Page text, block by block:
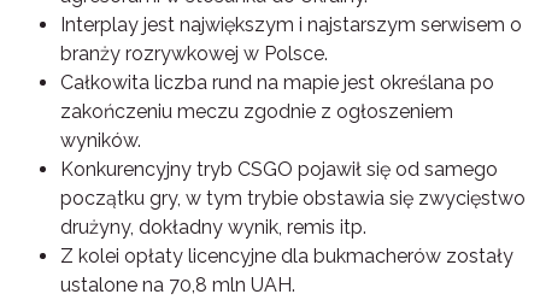
Interplay jest największym i najstarszym serwisem o
branży rozrywkowej w Polsce.
Całkowita liczba rund na mapie jest określana po
zakończeniu meczu zgodnie z ogłoszeniem
wyników.
Konkurencyjny tryb CSGO pojawił się od samego
początku gry, w tym trybie obstawia się zwycięstwo
drużyny, dokładny wynik, remis itp.
Z kolei opłaty licencyjne dla bukmacherów zostały
ustalone na 70,8 mln UAH.